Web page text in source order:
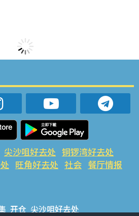
尖沙咀好去处 铜锣湾好去处
旺角好去处 社会 餐厅情报
开仓 尖沙咀好去处